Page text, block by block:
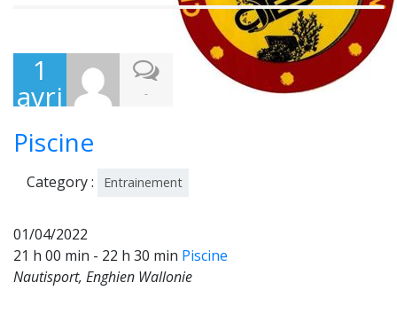
1
avri
202
2
-
Piscine
Category : Entrainement
01/04/2022
21 h 00 min - 22 h 30 min Piscine
Nautisport, Enghien Wallonie